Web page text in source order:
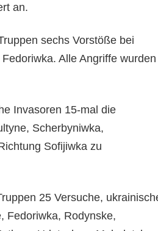
an.
sechs Vorstöße bei
Alle Angriffe wurden
Invasoren 15-mal die
Scherbyniwka,
Sofijiwka zu
25 Versuche,
Fedoriwka, Rodynske,